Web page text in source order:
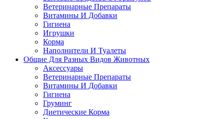
Ветеринарные Препараты
Витамины И Добавки
Гигиена
Игрушки
Корма
Наполнители И Туалеты
Общие Для Разных Видов Животных
Аксессуары
Ветеринарные Препараты
Витамины И Добавки
Гигиена
Груминг
Диетические Корма